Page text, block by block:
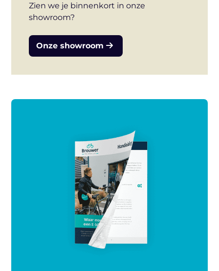
Zien we je binnenkort in onze
showroom?
Onze showroom